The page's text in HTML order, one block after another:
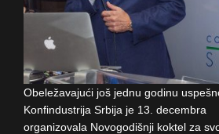
Obeležavajući još jednu godinu
Konfindustrija Srbija je 13. decembra
organizovala Novogodišnji koktel za